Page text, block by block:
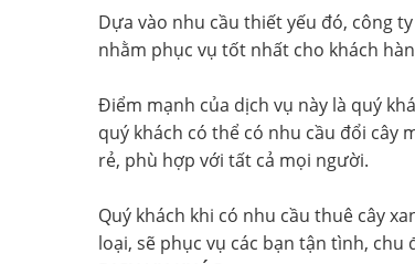
Dựa vào nhu cầu thiết yếu đó, công
nhằm phục vụ tốt nhất cho khách
Điểm mạnh của dịch vụ này là quý
quý khách có thể có nhu cầu đổi cây
rẻ, phù hợp với tất cả mọi người.
Quý khách khi có nhu cầu thuê cây
loại, sẽ phục vụ các bạn tận tình, chu